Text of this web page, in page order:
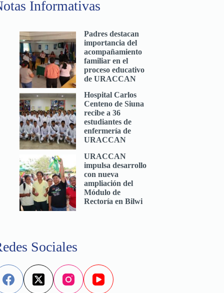
Informativas
Padres destacan
importancia del
acompañamiento
familiar en el
proceso educativo
de URACCAN
Hospital Carlos
Centeno de Siuna
recibe a 36
estudiantes de
enfermería de
URACCAN
URACCAN
impulsa desarrollo
con nueva
ampliación del
Módulo de
Rectoría en Bilwi
Sociales